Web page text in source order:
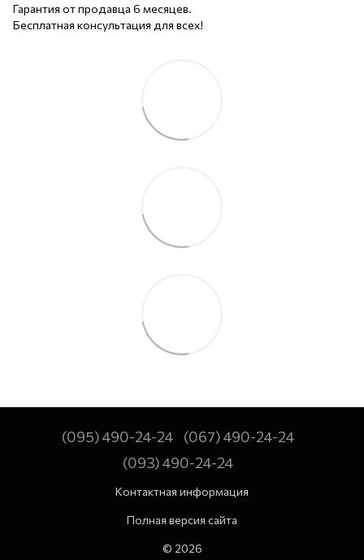
Гарантия от продавца 6 месяцев.
Бесплатная консультация для всех!
(095) 490-24-24
(067) 490-24-24
(093) 490-24-24
Контактная информация
Полная версия сайта
© 2026